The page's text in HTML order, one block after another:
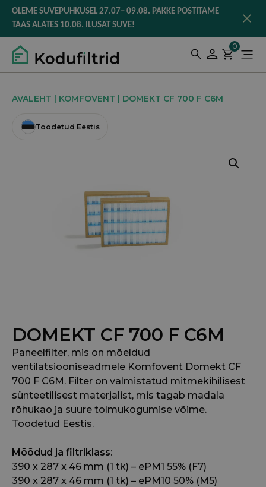
content
OLEME SUVEPUHKUSEL 27.07– 09.08. PAKKE POSTITAME
TAAS ALATES 10.08. ILUSAT SUVE!
0
AVALEHT | KOMFOVENT | DOMEKT CF 700 F C6M
Toodetud Eestis
DOMEKT CF 700 F C6M
Paneelfilter, mis on mõeldud
ventilatsiooniseadmele Komfovent Domekt CF
700 F C6M. Filter on valmistatud mitmekihilisest
sünteetilisest materjalist, mis tagab madala
rõhukao ja suure tolmukogumise võime.
Toodetud Eestis.
Mõõdud ja filtriklass:
390 x 287 x 46 mm (1 tk) – ePM1 55% (F7)
390 x 287 x 46 mm (1 tk) – ePM10 50% (M5)